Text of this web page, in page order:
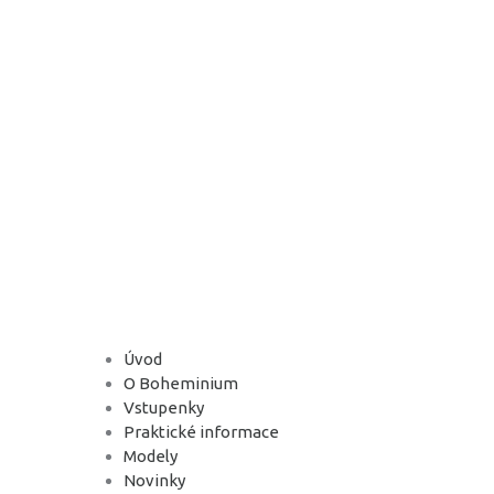
Úvod
O Boheminium
Vstupenky
Praktické informace
Modely
Novinky